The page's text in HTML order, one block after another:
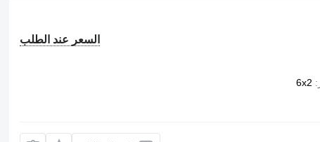
السعر عند الطلب
6x2